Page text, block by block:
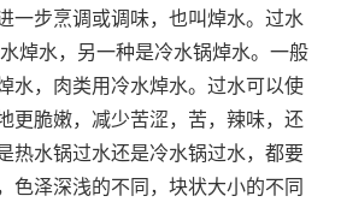
一步烹调或调味，也叫焯水。过水
焯水，另一种是冷水锅焯水。一般
水，肉类用冷水焯水。过水可以使
更脆嫩，减少苦涩，苦，辣味，还
热水锅过水还是冷水锅过水，都要
色泽深浅的不同，块状大小的不同